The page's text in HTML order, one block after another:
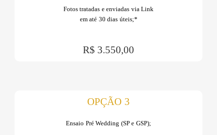
Fotos tratadas e enviadas via Link
em até 30 dias úteis;*
R$ 3.550,00
OPÇÃO 3
Ensaio Pré Wedding (SP e GSP);